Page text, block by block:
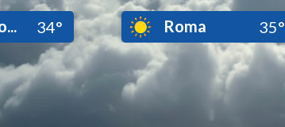
34° Roma 35°